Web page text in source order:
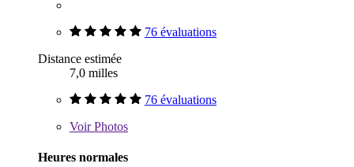
76 évaluations
Distance estimée
7,0 milles
76 évaluations
VoirPhotos
Heures normales